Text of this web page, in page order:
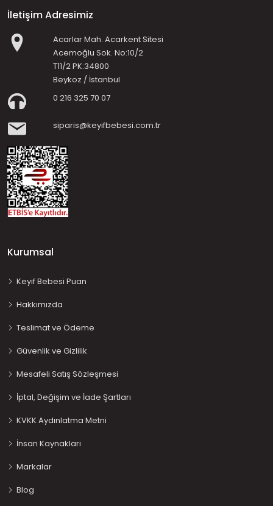
İletişim Adresimiz
Acarlar Mah. Acarkent Sitesi
Acemoğlu Sok. No:10/2
T11/2 PK:34800
Beykoz / İstanbul
0 216 325 70 07
siparis@keyifbebesi.com.tr
Kurumsal
Keyif Bebesi Puan
Hakkımızda
Teslimat ve Ödeme
Güvenlik ve Gizlilik
Mesafeli Satış Sözleşmesi
İptal, Değişim ve İade Şartları
KVKK Aydınlatma Metni
İnsan Kaynakları
Markalar
Blog